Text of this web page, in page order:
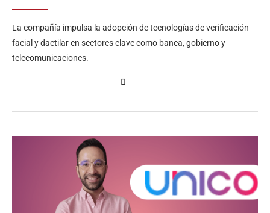
La compañía impulsa la adopción de tecnologías de verificación
facial y dactilar en sectores clave como banca, gobierno y
telecomunicaciones.